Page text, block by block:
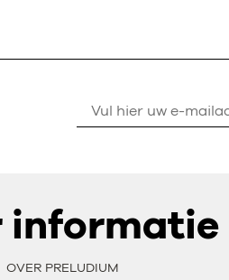
informatie
OVER PRELUDIUM